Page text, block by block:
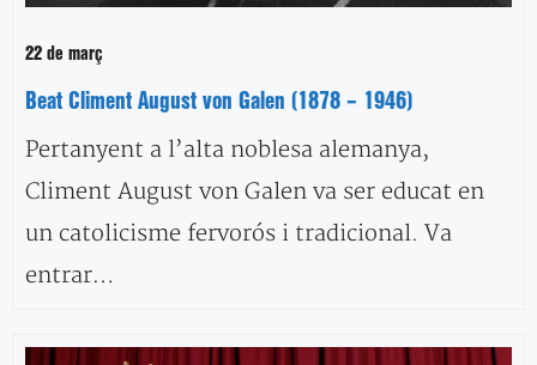
22 de març
Beat Climent August von Galen (1878 – 1946)
Pertanyent a l’alta noblesa alemanya,
Climent August von Galen va ser educat en
un catolicisme fervorós i tradicional. Va
entrar…